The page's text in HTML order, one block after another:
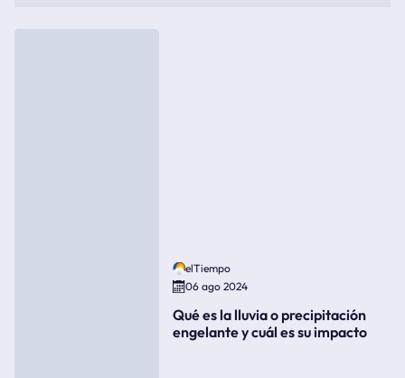
elTiempo
06 ago 2024
Qué es la lluvia o precipitación
engelante y cuál es su impacto